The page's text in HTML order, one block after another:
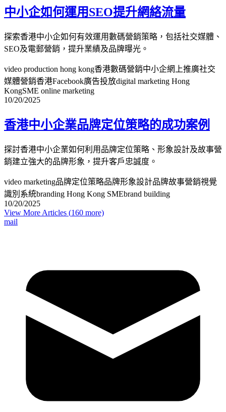
中小企如何運用SEO提升網絡流量
探索香港中小企如何有效運用數碼營銷策略，包括社交媒體、
SEO及電郵營銷，提升業績及品牌曝光。
video production hong kong香港數碼營銷中小企網上推廣社交
媒體營銷香港Facebook廣告投放digital marketing Hong
KongSME online marketing
10/20/2025
香港中小企業品牌定位策略的成功案例
探討香港中小企業如何利用品牌定位策略、形象設計及故事營
銷建立強大的品牌形象，提升客戶忠誠度。
video marketing品牌定位策略品牌形象設計品牌故事營銷視覺
識別系統branding Hong Kong SMEbrand building
10/20/2025
View More Articles (160 more)
mail